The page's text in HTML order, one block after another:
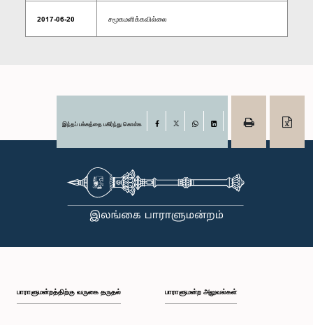
2017-06-20 சமூகமளிக்கவில்லை
இந்தப் பக்கத்தை பகிர்ந்து கொள்க Facebook
பாராளுமன்றத்திற்கு வருகை தருதல் பாராளுமன்ற அலுவல்கள்